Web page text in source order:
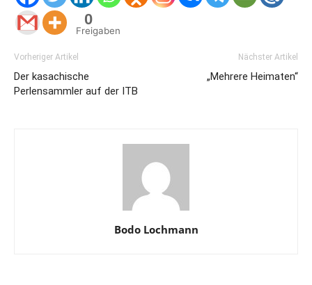
0
Freigaben
Vorheriger Artikel
Der kasachische
Perlensammler auf der ITB
Nächster Artikel
„Mehrere Heimaten“
Bodo Lochmann